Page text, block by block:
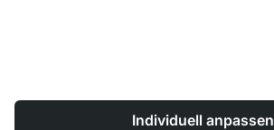
Individuell anpassen